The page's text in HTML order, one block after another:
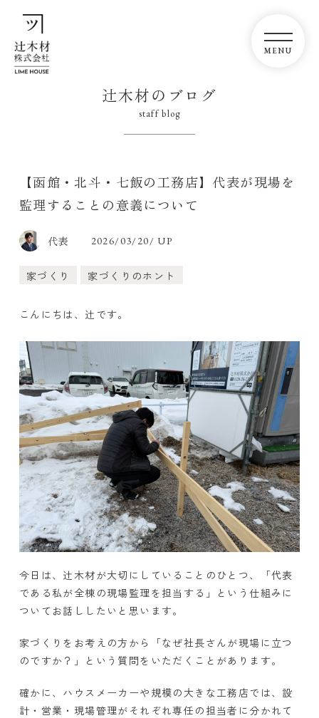
辻木材のブログ
staff blog
【函館・北斗・七飯の工務店】代表が現場を
監理することの意義について
代表 2026/03/20/ UP
家づくり 家づくりのホント
こんにちは、辻です。
今日は、辻木材が大切にしていることのひとつ、「代表
である私が全棟の現場監理を担当する」という仕組みに
ついてお話ししたいと思います。
家づくりをお考えの方から「なぜ社長さんが現場に立つ
のですか？」という質問をいただくことがあります。
確かに、ハウスメーカーや規模の大きな工務店では、設
計・営業・現場管理がそれぞれ専任の担当者に分かれて